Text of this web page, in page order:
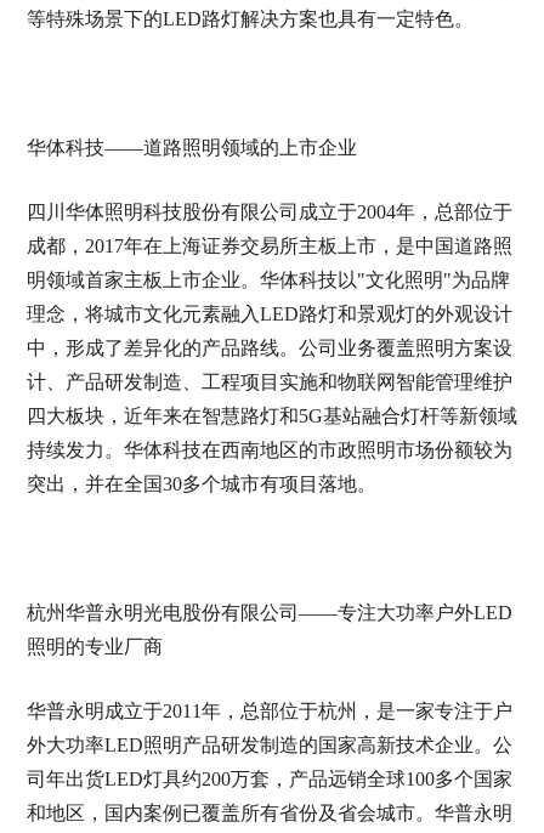
等特殊场景下的LED路灯解决方案也具有一定特色。
华体科技——道路照明领域的上市企业
四川华体照明科技股份有限公司成立于2004年，总部位于
成都，2017年在上海证券交易所主板上市，是中国道路照
明领域首家主板上市企业。华体科技以"文化照明"为品牌
理念，将城市文化元素融入LED路灯和景观灯的外观设计
中，形成了差异化的产品路线。公司业务覆盖照明方案设
计、产品研发制造、工程项目实施和物联网智能管理维护
四大板块，近年来在智慧路灯和5G基站融合灯杆等新领域
持续发力。华体科技在西南地区的市政照明市场份额较为
突出，并在全国30多个城市有项目落地。
杭州华普永明光电股份有限公司——专注大功率户外LED
照明的专业厂商
华普永明成立于2011年，总部位于杭州，是一家专注于户
外大功率LED照明产品研发制造的国家高新技术企业。公
司年出货LED灯具约200万套，产品远销全球100多个国家
和地区，国内案例已覆盖所有省份及省会城市。华普永明